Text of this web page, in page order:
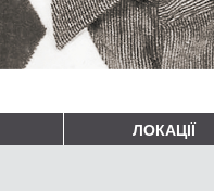
ЛОКАЦІЇ